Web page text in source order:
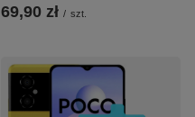
69,90 zł / szt.